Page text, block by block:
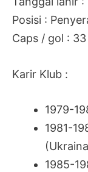
Posisi :
Caps / gol :
Karir Klub :
1979-
1981-
1985-